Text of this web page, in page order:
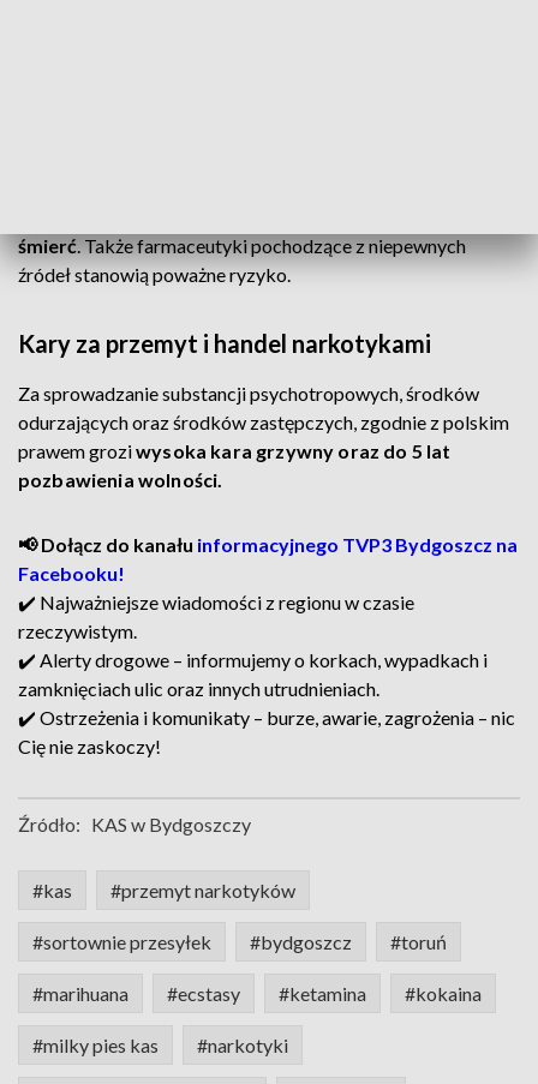
śmierć. Także farmaceutyki pochodzące z niepewnych
źródeł stanowią poważne ryzyko.
Kary za przemyt i handel narkotykami
Za sprowadzanie substancji psychotropowych, środków
odurzających oraz środków zastępczych, zgodnie z polskim
prawem groziwysoka kara grzywny oraz do 5 lat
pozbawienia wolności.
📢 Dołącz do kanału informacyjnego TVP3 Bydgoszcz na
Facebooku!
✔️ Najważniejsze wiadomości z regionu w czasie
rzeczywistym.
✔️ Alerty drogowe – informujemy o korkach, wypadkach i
zamknięciach ulic oraz innych utrudnieniach.
✔️ Ostrzeżenia i komunikaty – burze, awarie, zagrożenia – nic
Cię nie zaskoczy!
Źródło: KAS w Bydgoszczy
#kas #przemyt narkotyków
#sortownie przesyłek #bydgoszcz #toruń
#marihuana #ecstasy #ketamina #kokaina
#milky pies kas #narkotyki